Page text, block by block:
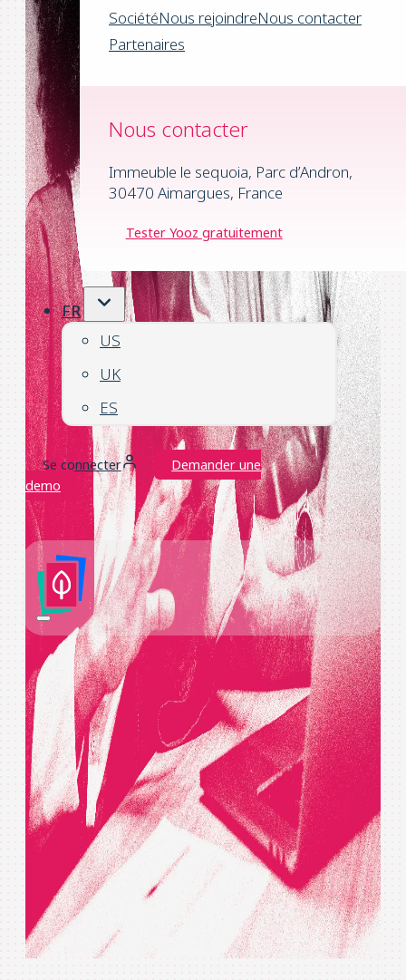
SociétéNous rejoindreNous contacter
Partenaires
Nous contacter
Immeuble le sequoia, Parc d’Andron,
30470 Aimargues, France
Tester Yooz gratuitement
FR
US
UK
ES
Se connecter
Demander une
demo